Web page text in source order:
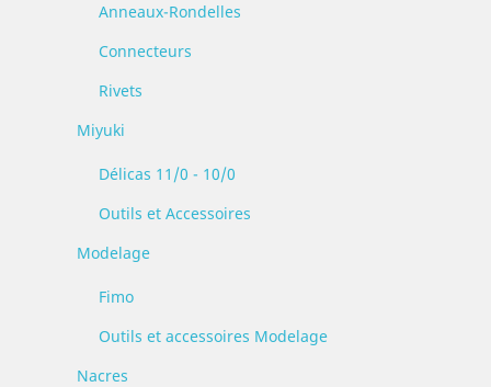
Anneaux-Rondelles
Connecteurs
Rivets
Miyuki
Délicas 11/0 - 10/0
Outils et Accessoires
Modelage
Fimo
Outils et accessoires Modelage
Nacres